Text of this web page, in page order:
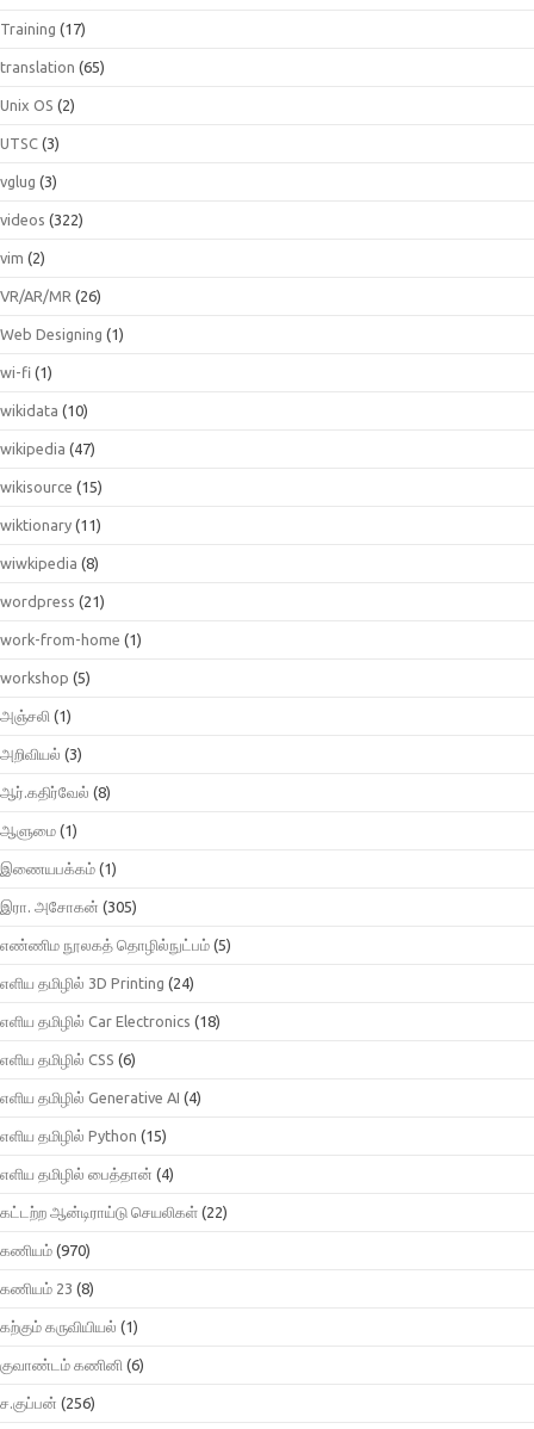
Training (17)
translation (65)
Unix OS (2)
UTSC (3)
vglug (3)
videos (322)
vim (2)
VR/AR/MR (26)
Web Designing (1)
wi-fi (1)
wikidata (10)
wikipedia (47)
wikisource (15)
wiktionary (11)
wiwkipedia (8)
wordpress (21)
work-from-home (1)
workshop (5)
அஞ்சலி (1)
அறிவியல் (3)
ஆர்.கதிர்வேல் (8)
ஆளுமை (1)
இணையபக்கம் (1)
இரா. அசோகன் (305)
எண்ணிம நூலகத் தொழில்நுட்பம் (5)
எளிய தமிழில் 3D Printing (24)
எளிய தமிழில் Car Electronics (18)
எளிய தமிழில் CSS (6)
எளிய தமிழில் Generative AI (4)
எளிய தமிழில் Python (15)
எளிய தமிழில் பைத்தான் (4)
கட்டற்ற ஆன்டிராய்டு செயலிகள் (22)
கணியம் (970)
கணியம் 23 (8)
கற்கும் கருவியியல் (1)
குவாண்டம் கணினி (6)
ச.குப்பன் (256)